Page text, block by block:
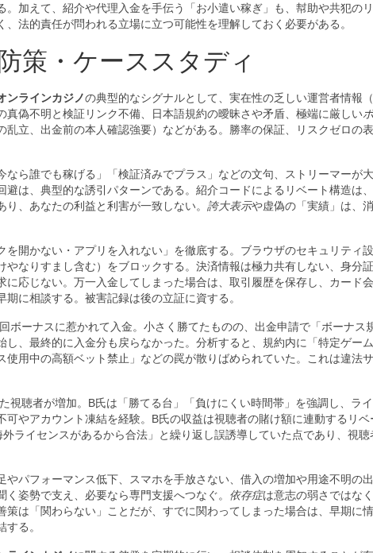
加えて、紹介や代理入金を手伝う「お小遣い稼ぎ」も、幇助や共犯の
法的責任が問われる立場に立つ可能性を理解しておく必要がある。
策・ケーススタディ
ンラインカジノの典型的なシグナルとして、実在性の乏しい運営者情報
偽不明と検証リンク不備、日本語規約の曖昧さや矛盾、極端に厳しい
立、出金前の本人確認強要）などがある。勝率の保証、リスクゼロの
ら誰でも稼げる」「検証済みでプラス」などの文句、ストリーマーが
は、典型的な誘引パターンである。紹介コードによるリベート構造は
、あなたの利益と利害が一致しない。 誇大表示や虚偽の「実績」は、
開かない・アプリを入れない」を徹底する。ブラウザのセキュリティ
なりすまし含む）をブロックする。決済情報は極力共有しない、身分
応じない。万一入金してしまった場合は、取引履歴を保存し、カード
に相談する。被害記録は後の立証に資する。
ボーナスに惹かれて入金。小さく勝てたものの、出金申請で「ボーナス
、最終的に入金分も戻らなかった。分析すると、規約内に「特定ゲー
使用中の高額ベット禁止」などの罠が散りばめられていた。これは違法
視聴者が増加。B氏は「勝てる台」「負けにくい時間帯」を強調し、ラ
やアカウント凍結を経験。B氏の収益は視聴者の賭け額に連動するリベ
ライセンスがあるから合法」と繰り返し誤誘導していた点であり、視聴
パフォーマンス低下、スマホを手放さない、借入の増加や用途不明の
姿勢で支え、必要なら専門支援へつなぐ。 依存症は意志の弱さではな
は「関わらない」ことだが、すでに関わってしまった場合は、早期に
る。